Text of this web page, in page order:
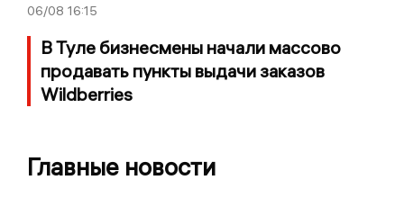
06/08 16:15
В Туле бизнесмены начали массово
продавать пункты выдачи заказов
Wildberries
Главные новости